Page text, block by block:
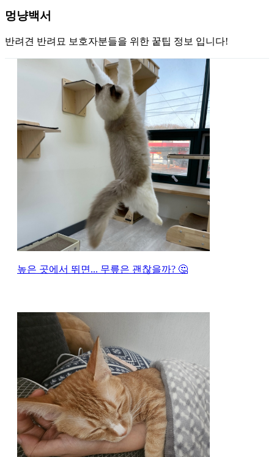
멍냥백서
반려견 반려묘 보호자분들을 위한 꿑팁 정보 입니다!
높은 곳에서 뛰면... 무릎은 괜찮을까? 🤔